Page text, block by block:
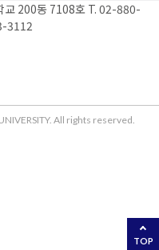
TOP
교 200동 7108호 T. 02-880-
3112
All rights reserved.